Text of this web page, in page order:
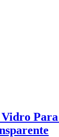
Vidro